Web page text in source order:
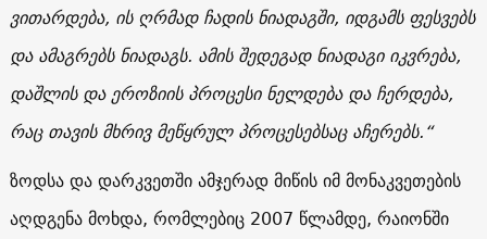
ვითარდება, ის ღრმად ჩადის ნიადაგში, იდგამს ფესვებს
და ამაგრებს ნიადაგს. ამის შედეგად ნიადაგი იკვრება,
დაშლის და ეროზიის პროცესი ნელდება და ჩერდება,
რაც თავის მხრივ მეწყრულ პროცესებსაც აჩერებს.“
ზოდსა და დარკვეთში ამჯერად მიწის იმ მონაკვეთების
აღდგენა მოხდა, რომლებიც 2007 წლამდე, რაიონში